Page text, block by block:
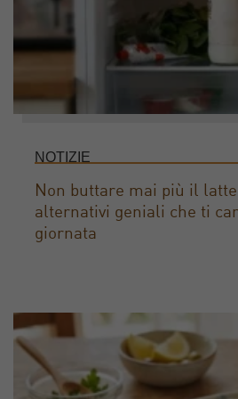
NOTIZIE
Non buttare mai più il
alternativi geniali che ti
giornata